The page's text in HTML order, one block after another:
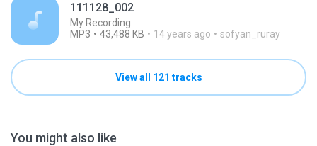
111128_002
My Recording
MP3
43,488 KB 14 years ago sofyan_ruray
View all 121 tracks
You might also like